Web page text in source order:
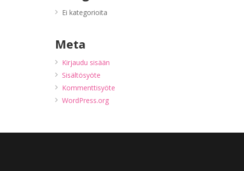
Ei kategorioita
Meta
Kirjaudu sisään
Sisältösyöte
Kommenttisyöte
WordPress.org